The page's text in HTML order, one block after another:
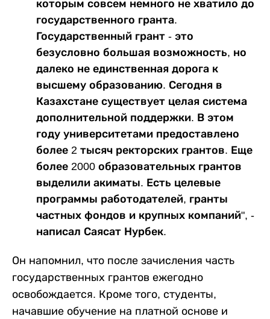
которым совсем немного не хватило до
государственного гранта.
Государственный грант - это
безусловно большая возможность, но
далеко не единственная дорога к
высшему образованию. Сегодня в
Казахстане существует целая система
дополнительной поддержки. В этом
году университетами предоставлено
более 2 тысяч ректорских грантов. Еще
более 2000 образовательных грантов
выделили акиматы. Есть целевые
программы работодателей, гранты
частных фондов и крупных компаний", -
написал Саясат Нурбек.
Он напомнил, что после зачисления часть
государственных грантов ежегодно
освобождается. Кроме того, студенты,
начавшие обучение на платной основе и